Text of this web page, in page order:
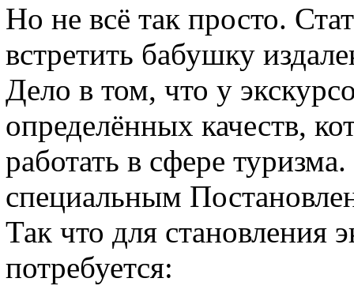
Но не всё так просто.
встретить бабушку
Дело в том, что у
определённых качеств,
работать в сфере
специальным
Так что для становления
потребуется: